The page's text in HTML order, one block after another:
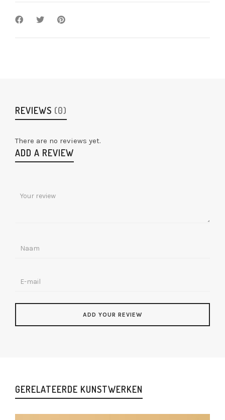
REVIEWS (0)
There are no reviews yet.
ADD A REVIEW
GERELATEERDE KUNSTWERKEN